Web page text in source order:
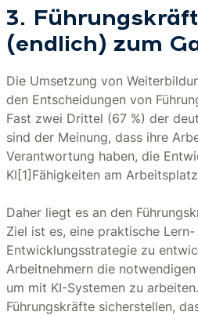
3.
(endlich) zum
Die Umsetzung von
den Entscheidungen von
Fast zwei Drittel (67 %) der
sind der Meinung, dass ihre
Verantwortung haben, die
KI[1]Fähigkeiten am
Daher liegt es an den
Ziel ist es, eine praktische Lern-
Entwicklungsstrategie zu
Arbeitnehmern die
um mit KI-Systemen zu
Führungskräfte sicherstellen,